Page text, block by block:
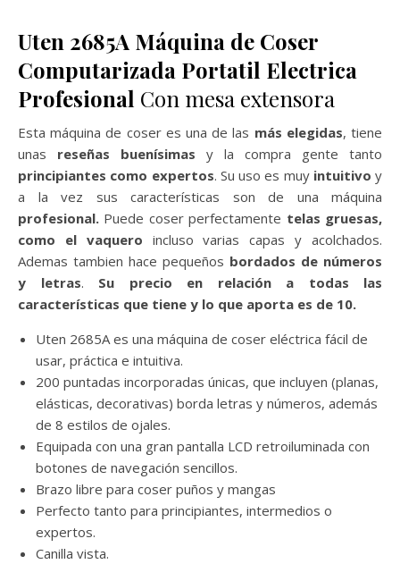
Uten 2685A Máquina de Coser
Computarizada Portatil Electrica
Profesional Con mesa extensora
Esta máquina de coser es una de las más elegidas, tiene
unas reseñas buenísimas y la compra gente tanto
principiantes como expertos. Su uso es muy intuitivo y
a la vez sus características son de una máquina
profesional. Puede coser perfectamente telas gruesas,
como el vaquero incluso varias capas y acolchados.
Ademas tambien hace pequeños bordados de números
y letras. Su precio en relación a todas las
características que tiene y lo que aporta es de 10.
Uten 2685A es una máquina de coser eléctrica fácil de
usar, práctica e intuitiva.
200 puntadas incorporadas únicas, que incluyen (planas,
elásticas, decorativas) borda letras y números, además
de 8 estilos de ojales.
Equipada con una gran pantalla LCD retroiluminada con
botones de navegación sencillos.
Brazo libre para coser puños y mangas
Perfecto tanto para principiantes, intermedios o
expertos.
Canilla vista.